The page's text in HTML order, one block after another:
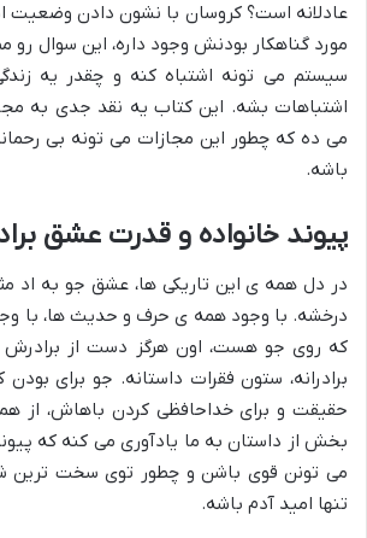
عادلانه است؟ کروسان با نشون دادن وضعیت
مورد گناهکار بودنش وجود داره، این سوال رو
سیستم می تونه اشتباه کنه و چقدر یه
اشتباهات بشه. این کتاب یه نقد جدی به
می ده که چطور این مجازات می تونه بی
باشه.
پیوند خانواده و قدرت عشق
در دل همه ی این تاریکی ها، عشق جو به اد
درخشه. با وجود همه ی حرف و حدیث ها، با
که روی جو هست، اون هرگز دست از
برادرانه، ستون فقرات داستانه. جو برای بودن
حقیقت و برای خداحافظی کردن باهاش، از
بخش از داستان به ما یادآوری می کنه که
می تونن قوی باشن و چطور توی سخت ترین
تنها امید آدم باشه.